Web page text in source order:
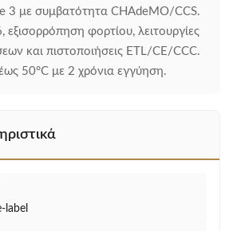
3 με συμβατότητα CHAdeMO/CCS.
εξισορρόπηση φορτίου, λειτουργίες
και πιστοποιήσεις ETL/CE/CCC.
50°C με 2 χρόνια εγγύηση.